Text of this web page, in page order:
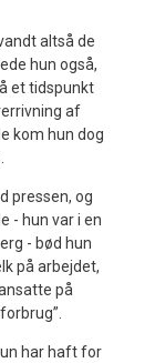
altså de
hun også,
et tidspunkt
af
kom hun dog
pressen, og
- hun var i en
- bød hun
på arbejdet,
på
har haft for